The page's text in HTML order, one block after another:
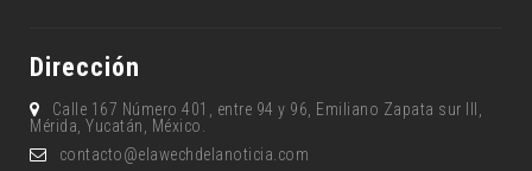
Dirección
Calle 167 Número 401, entre 94 y 96, Emiliano Zapata sur lll,
Mérida, Yucatán, México.
contacto@elawechdelanoticia.com